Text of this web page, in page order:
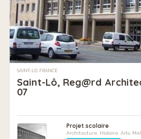
SAINT-LÔ, FRANCE
Saint-Lô, Reg@rd
07
Projet scolaire
Architecture, Histoire, Arts,